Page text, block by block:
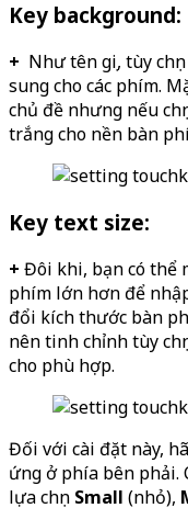
Key background:
+ Như tên gọi, tùy
sung cho các phím.
chủ đề nhưng nếu
trắng cho nền bàn
Key text size:
+ Đôi khi, bạn có thể
phím lớn hơn để
đổi kích thước bàn
nên tinh chỉnh tùy
cho phù hợp.
Đối với cài đặt này,
ứng ở phía bên phải.
lựa chọn Small (nhỏ),